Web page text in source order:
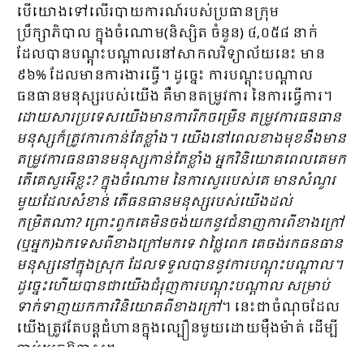
បើយោងទៅលើរបាយការណ៍របស់ប្រធានក្រុម
ប្រឹក្សាភិបាល ក្នុងចំណោម(និស្សិត ចំនួន) ៤,០៥៨ នាក់
ដែលបានបណ្តុះបណ្តាលនៅសាកលវិទ្យាល័យនេះ មាន
៩៦% ដែលមានការងារធ្វើ។ ដូច្នេះ ការបណ្តុះបណ្តាល
ធនធានមនុស្សរបស់យើង គឺមានតម្រូវការ នៃការធ្វើការ។
ដោយសារប្រទេសយើងមានការរីកចម្រើន តម្រូវការធនធាន
មនុស្សក៏ត្រូវការកាន់តែខ្លាំង។​ យើងនៅពេលខាងមុខនឹងមាន
តម្រូវការធនធានមនុស្សកាន់តែខ្លាំង អ្នកវិនិយោគពេលគេមក
តើគេសួរអីខ្លះ? ក្នុងចំណោម នៃការសួររបស់គេ មានសំណួរ
មួយដែលសំខាន់ តើធនធានមនុស្សរបស់យើងដល់
កម្រិតណា? ព្រោះពួកគេមិនចង់យកនូវជំនាញការពីខាងក្រៅ
(ឬអ្នក)ឯកទេសពីខាងក្រៅមកទេ វាថ្លៃពេក គេចង់រកធនធាន
មនុស្សនៅក្នុងស្រុក ដែលទទួលបាននូវការបណ្តុះបណ្តាល។
ដូច្នេះហើយបានជាយើងជំរុញការបណ្តុះបណ្តាល សម្រាប់
ទាក់ទាញយកការវិនិយោគពីខាងក្រៅ។ នេះជាចំណុចដែល
យើងត្រូវតែបន្តជំហានក្នុងល្បឿនមួយដោយម៉ឺងម៉ាត់ ដើម្បី